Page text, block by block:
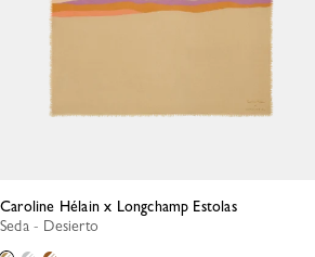
Caroline Hélain x Longchamp Estolas
Seda - Desierto